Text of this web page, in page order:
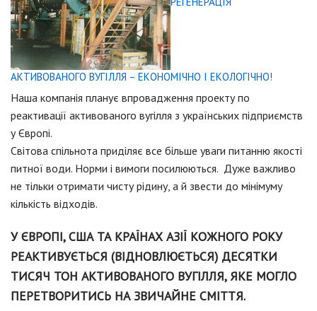
АКТИВОВАНОГО ВУГІЛЛЯ – ЕКОНОМІЧНО І ЕКОЛОГІЧНО!
Наша компанія планує впровадження проекту по
реактивації активованого вугілля з українських підприємств
у Європі.
Світова спільнота приділяє все більше уваги питанню якості
питної води. Норми і вимоги посилюються. Дуже важливо
не тільки отримати чисту рідину, а й звести до мінімуму
кількість відходів.
У ЄВРОПІ, США ТА КРАЇНАХ АЗІЇ КОЖНОГО РОКУ
РЕАКТИВУЄТЬСЯ (ВІДНОВЛЮЄТЬСЯ) ДЕСЯТКИ
ТИСЯЧ ТОН АКТИВОВАНОГО ВУГІЛЛЯ, ЯКЕ МОГЛО
ПЕРЕТВОРИТИСЬ НА ЗВИЧАЙНЕ СМІТТЯ.